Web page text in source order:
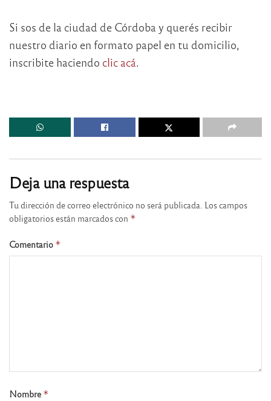
Si sos de la ciudad de Córdoba y querés recibir
nuestro diario en formato papel en tu domicilio,
inscribite haciendo clic acá.
Deja una respuesta
Tu dirección de correo electrónico no será publicada. Los campos
obligatorios están marcados con *
Comentario *
Nombre *